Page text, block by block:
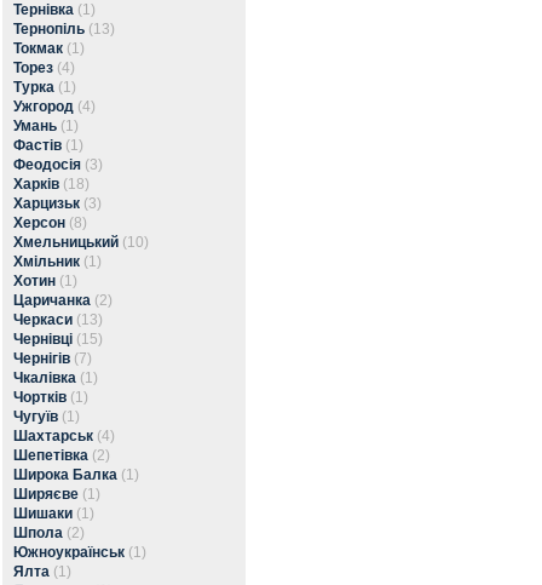
Тернівка (1)
Тернопіль (13)
Токмак (1)
Торез (4)
Турка (1)
Ужгород (4)
Умань (1)
Фастів (1)
Феодосія (3)
Харків (18)
Харцизьк (3)
Херсон (8)
Хмельницький (10)
Хмільник (1)
Хотин (1)
Царичанка (2)
Черкаси (13)
Чернівці (15)
Чернігів (7)
Чкалівка (1)
Чортків (1)
Чугуїв (1)
Шахтарськ (4)
Шепетівка (2)
Широка Балка (1)
Ширяєве (1)
Шишаки (1)
Шпола (2)
Южноукраїнськ (1)
Ялта (1)